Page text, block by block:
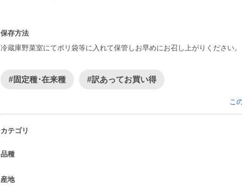
保存方法
冷蔵庫野菜室にてポリ袋等に入れて保管しお早めにお召し上がりください。
#固定種･在来種 #訳あってお買い得
こ
カテゴリ
品種
産地